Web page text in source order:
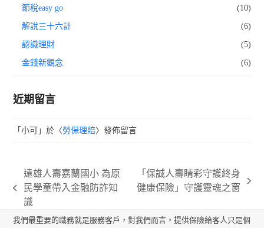
節稅easy go (10)
解說三十六計 (6)
認識理財 (5)
金錢新觀念 (6)
近期留言
「小可 」於〈勞保理賠〉發佈留言
previous
post:
遠雄人壽嘉蘭國小 為原
民學童帶入金融防詐知
識
next
「保誠人壽睛彩守護終身
健康保險」守護靈魂之窗
我們最重要的職務就是服務客戶，對我們而言，提供保險給客人只是個